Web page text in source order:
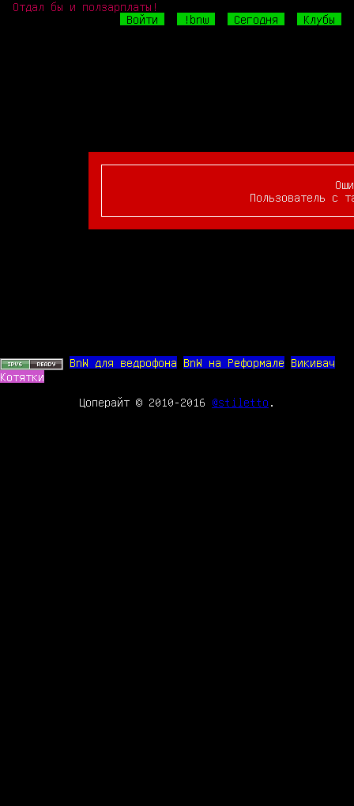
Отдал бы и ползарплаты!
Войти
!bnw Сегодня Клубы
Пользователь с
BnW для ведрофона BnW на Реформале
Викивач
Котятки
Цоперайт © 2010-2016 @stiletto